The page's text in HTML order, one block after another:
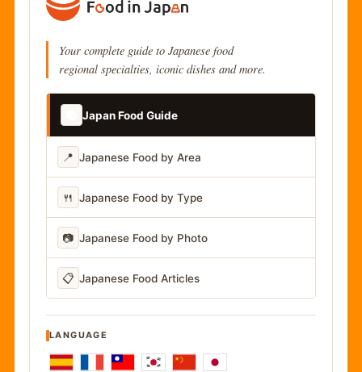
Your complete guide to Japanese food
regional specialties, iconic dishes and more.
Japan Food Guide
📍 Japanese Food by Area
🍴 Japanese Food by Type
📷 Japanese Food by Photo
📋 Japanese Food Articles
LANGUAGE